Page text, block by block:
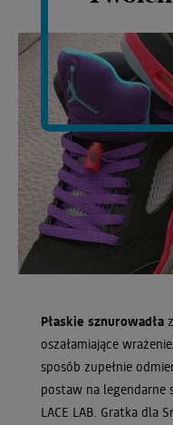
Płaskie sznurowadła
oszałamiające
sposób zupełnie
postaw na legendarne
LACE LAB. Gratka dla